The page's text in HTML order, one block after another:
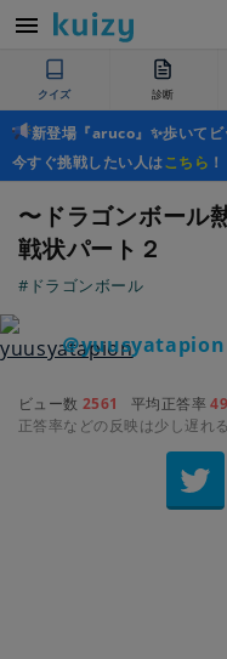
クイズ 診断
新登場『aruco』✨歩いてビ
今すぐ挑戦したい人はこちら ！
〜ドラゴンボール
戦状パート２
#ドラゴンボール
＠yuusyatapion
ビュー数 2561 平均正答率
正答率などの反映は少し遅れ